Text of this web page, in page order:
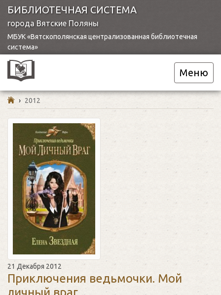
БИБЛИОТЕЧНАЯ СИСТЕМА
города Вятские Поляны
МБУК «Вятскополянская централизованная библиотечная
система»
Меню
› 2012
21 Декабря 2012
Приключения ведьмочки. Мой
личный враг